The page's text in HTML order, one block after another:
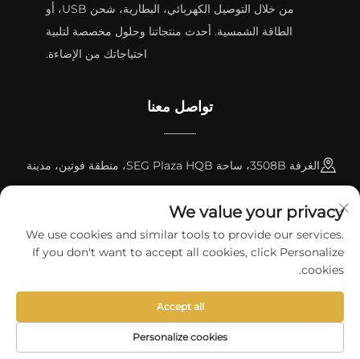
من خلال التوصيل الكهربائي، البطارية، شحن USB، أو
الطاقة الشمسية. أحدث منتجاتنا وحلول مخصصة لتلبية
احتياجاتك من الإضاءة.
تواصل معنا
الغرفة 3508B، ساحة SEG Plaza HQB، منطقة فوتين، مدينة
شنتشن
[email protected]
الخصوصية
We value your privacy
We use cookies and similar tools to provide our services.
If you don't want to accept all cookies, click Personalize
cookies.
Personalize cookies
Accept all